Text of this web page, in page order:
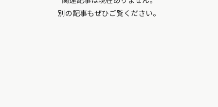
別の記事もぜひご覧ください。